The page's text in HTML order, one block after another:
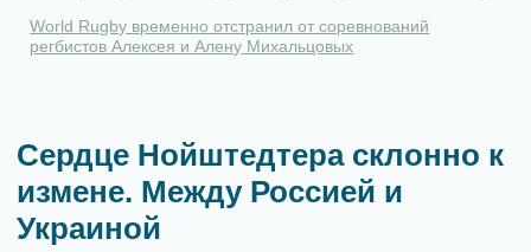
World Rugby временно отстранил от соревнований
регбистов Алексея и Алену Михальцовых
Сердце Нойштедтера склонно к
измене. Между Россией и
Украиной